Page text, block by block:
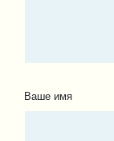
Ваше имя